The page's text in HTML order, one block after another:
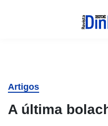
Artigos
A última